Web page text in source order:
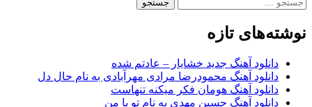
نوشته‌های تازه
دانلود آهنگ جدید خشایار – عادتم شده
دانلود آهنگ محمودرضا مرادی مهرآبادی به نام حال دل
دانلود آهنگ هومان فکر میکنه تنهاست
دانلود آهنگ حسین مهدی به نام تو با من